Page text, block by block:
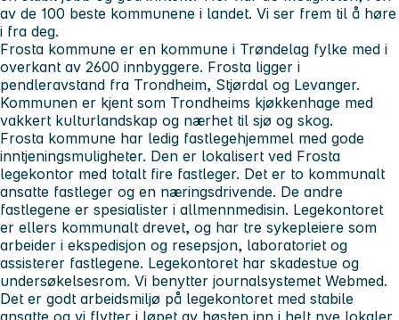
av de 100 beste kommunene i landet. Vi ser frem til å høre
i fra deg.
Frosta kommune er en kommune i Trøndelag fylke med i
overkant av 2600 innbyggere. Frosta ligger i
pendleravstand fra Trondheim, Stjørdal og Levanger.
Kommunen er kjent som Trondheims kjøkkenhage med
vakkert kulturlandskap og nærhet til sjø og skog.
Frosta kommune har ledig fastlegehjemmel med gode
inntjeningsmuligheter. Den er lokalisert ved Frosta
legekontor med totalt fire fastleger. Det er to kommunalt
ansatte fastleger og en næringsdrivende. De andre
fastlegene er spesialister i allmennmedisin. Legekontoret
er ellers kommunalt drevet, og har tre sykepleiere som
arbeider i ekspedisjon og resepsjon, laboratoriet og
assisterer fastlegene. Legekontoret har skadestue og
undersøkelsesrom. Vi benytter journalsystemet Webmed.
Det er godt arbeidsmiljø på legekontoret med stabile
ansatte og vi flytter i løpet av høsten inn i helt nye lokaler